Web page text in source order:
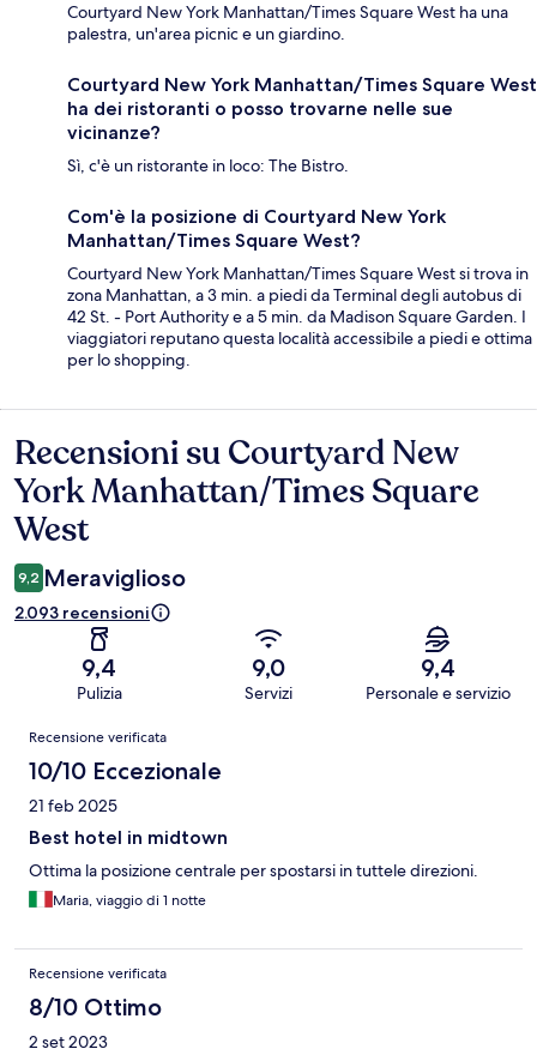
Courtyard New York Manhattan/Times Square West ha una
palestra, un'area picnic e un giardino.
Courtyard New York Manhattan/Times Square West
ha dei ristoranti o posso trovarne nelle sue
vicinanze?
Sì, c'è un ristorante in loco: The Bistro.
Com'è la posizione di Courtyard New York
Manhattan/Times Square West?
Courtyard New York Manhattan/Times Square West si trova in
zona Manhattan, a 3 min. a piedi da Terminal degli autobus di
42 St. - Port Authority e a 5 min. da Madison Square Garden. I
viaggiatori reputano questa località accessibile a piedi e ottima
per lo shopping.
Recensioni
Recensioni su Courtyard New
York Manhattan/Times Square
West
9,2 Meraviglioso
2.093 recensioni
9,4
Pulizia
9,0
Servizi
9,4
Personale e servizio
Recensioni
Recensione verificata
10/10 Eccezionale
21 feb 2025
Best hotel in midtown
Ottima la posizione centrale per spostarsi in tuttele direzioni.
Maria, viaggio di 1 notte
Recensione verificata
8/10 Ottimo
2 set 2023